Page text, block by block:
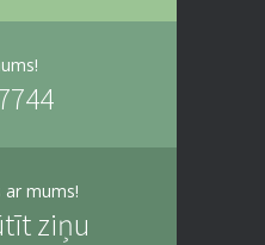
ar mums!
ziņu